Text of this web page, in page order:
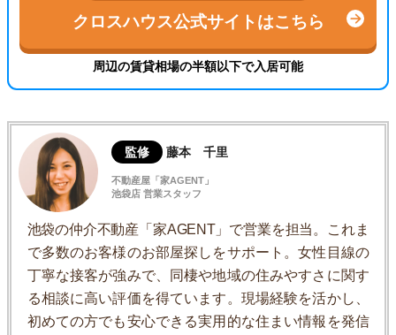
クロスハウス公式サイトはこちら
周辺の賃貸相場の半額以下で入居可能
監修 藤本 千里
不動産屋「家AGENT」
池袋店 営業スタッフ
池袋の仲介不動産「家AGENT」で営業を担当。これま
で多数のお客様のお部屋探しをサポート。女性目線の
丁寧な接客が強みで、同棲や地域の住みやすさに関す
る相談に高い評価を得ています。現場経験を活かし、
初めての方でも安心できる実用的な住まい情報を発信